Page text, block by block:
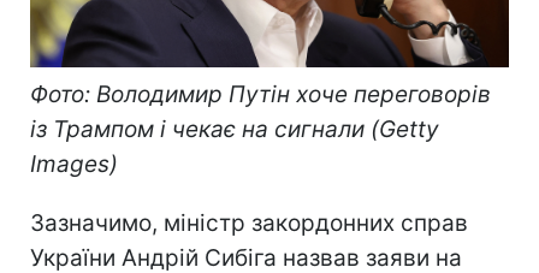
Фото: Володимир Путін хоче переговорів
із Трампом і чекає на сигнали (Getty
Images)
Зазначимо, міністр закордонних справ
України Андрій Сибіга назвав заяви на